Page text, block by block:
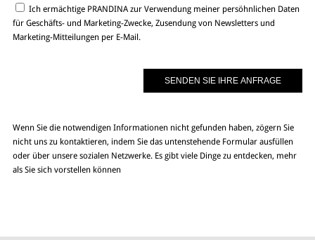
Ich ermächtige PRANDINA zur Verwendung meiner persöhnlichen Daten
für Geschäfts- und Marketing-Zwecke, Zusendung von Newsletters und
Marketing-Mitteilungen per E-Mail.
Wenn Sie die notwendigen Informationen nicht gefunden haben, zögern Sie
nicht uns zu kontaktieren, indem Sie das untenstehende Formular ausfüllen
oder über unsere sozialen Netzwerke. Es gibt viele Dinge zu entdecken, mehr
als Sie sich vorstellen können